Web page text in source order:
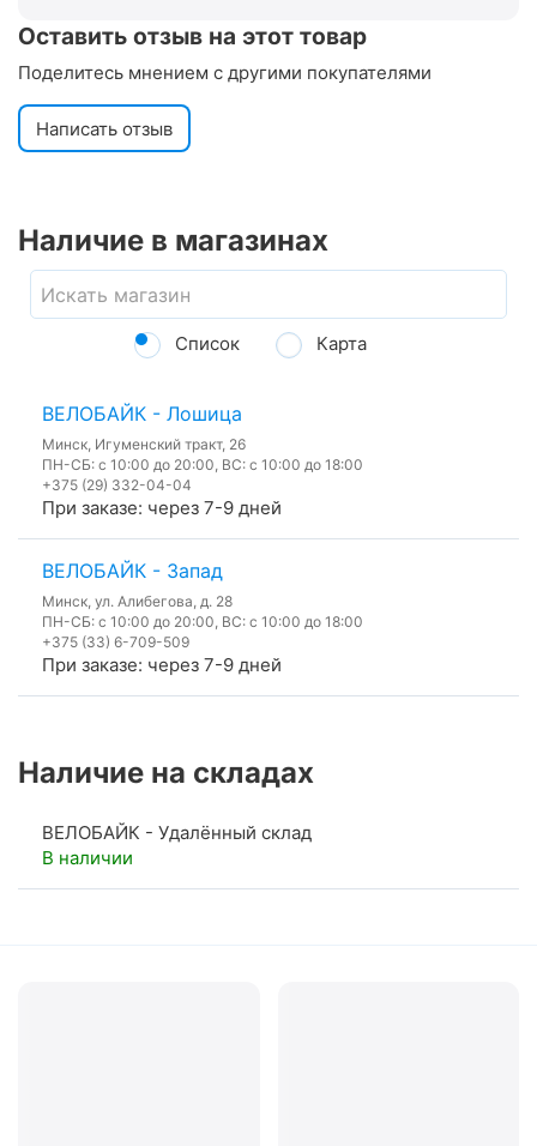
Оставить отзыв на этот товар
Поделитесь мнением с другими покупателями
Написать отзыв
Наличие в магазинах
Список Карта
ВЕЛОБАЙК - Лошица
Минск, Игуменский тракт, 26
ПН-СБ: с 10:00 до 20:00, ВС: с 10:00 до 18:00
+375 (29) 332-04-04
При заказе: через 7-9 дней
ВЕЛОБАЙК - Запад
Минск, ул. Алибегова, д. 28
ПН-СБ: с 10:00 до 20:00, ВС: с 10:00 до 18:00
+375 (33) 6-709-509
При заказе: через 7-9 дней
Наличие на складах
ВЕЛОБАЙК - Удалённый склад
В наличии